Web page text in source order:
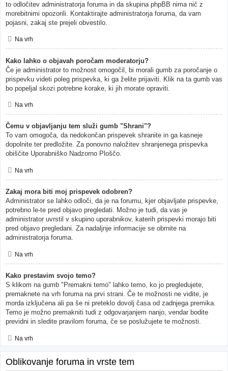
to odločitev administratorja foruma in da skupina phpBB nima nič z
morebitnimi opozorili. Kontaktirajte administratorja foruma, da vam
pojasni, zakaj ste prejeli obvestilo.
Na vrh
Kako lahko o objavah poročam moderatorju?
Če je administrator to možnost omogočil, bi morali gumb za poročanje o
prispevku videti poleg prispevka, ki ga želite prijaviti. Klik na ta gumb vas
bo popeljal skozi potrebne korake, ki jih morate opraviti.
Na vrh
Čemu v objavljanju tem služi gumb "Shrani"?
To vam omogoča, da nedokončan prispevek shranite in ga kasneje
dopolnite ter predložite. Za ponovno naložitev shranjenega prispevka
obiščite Uporabniško Nadzorno Ploščo.
Na vrh
Zakaj mora biti moj prispevek odobren?
Administrator se lahko odloči, da je na forumu, kjer objavljate prispevke,
potrebno le-te pred objavo pregledati. Možno je tudi, da vas je
administrator uvrstil v skupino uporabnikov, katerih prispevki morajo biti
pred objavo pregledani. Za nadaljnje informacije se obrnite na
administratorja foruma.
Na vrh
Kako prestavim svojo temo?
S klikom na gumb "Premakni temo" lahko temo, ko jo pregledujete,
premaknete na vrh foruma na prvi strani. Če te možnosti ne vidite, je
morda izključena ali pa še ni preteklo dovolj časa od zadnjega premika.
Temo je možno premakniti tudi z odgovarjanjem nanjo, vendar bodite
previdni in sledite pravilom foruma, če se poslužujete te možnosti.
Na vrh
Oblikovanje foruma in vrste tem